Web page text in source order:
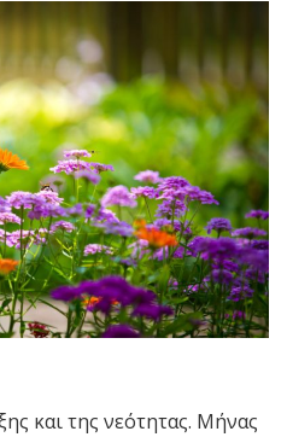
και της νεότητας. Μήνας